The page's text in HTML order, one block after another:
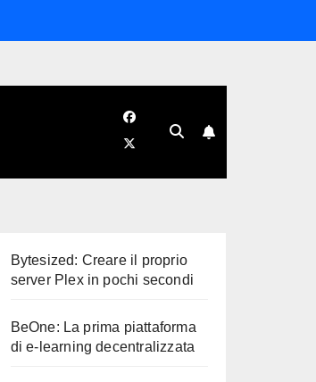
Bytesized: Creare il proprio
server Plex in pochi secondi
BeOne: La prima piattaforma
di e-learning decentralizzata